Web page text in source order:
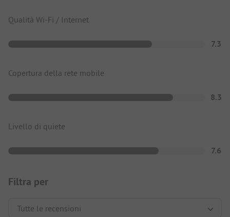
Qualità Wi-Fi / Internet
7.3
Copertura della rete mobile
8.3
Livello di quiete
7.6
Filtra per